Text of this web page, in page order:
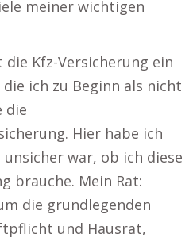
meiner wichtigen
Kfz-Versicherung ein
ich zu Beginn als nicht
die
Hier habe ich
war, ob ich diese
brauche. Mein Rat:
die grundlegenden
und Hausrat,